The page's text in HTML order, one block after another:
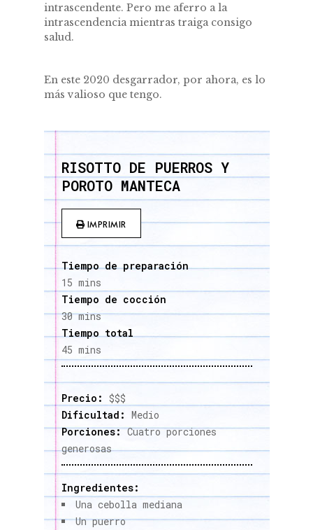
intrascendente. Pero me aferro a la
intrascendencia mientras traiga consigo
salud.
En este 2020 desgarrador, por ahora, es lo
más valioso que tengo.
RISOTTO DE PUERROS Y
POROTO MANTECA
IMPRIMIR
Tiempo de preparación
15 mins
Tiempo de cocción
30 mins
Tiempo total
45 mins
Precio: $$$
Dificultad: Medio
Porciones:Cuatro porciones
generosas
Ingredientes:
Una cebolla mediana
Un puerro